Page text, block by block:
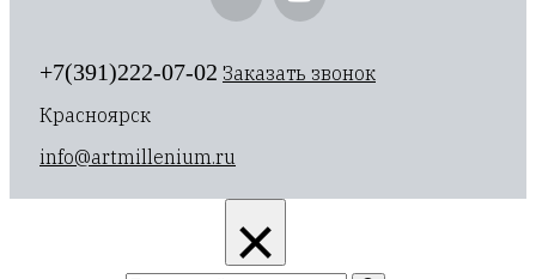
+7(391)222-07-02 Заказать звонок
Красноярск
info@artmillenium.ru
×